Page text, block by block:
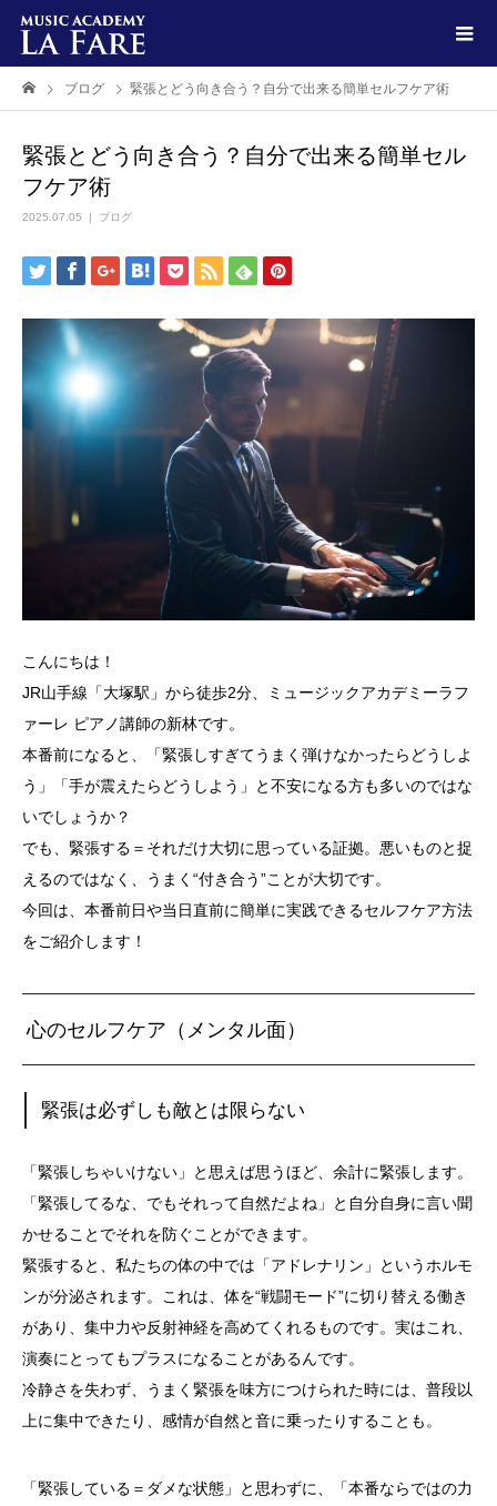
ブログ 緊張とどう向き合う？自分で出来る簡単セルフケア術
緊張とどう向き合う？自分で出来る簡単セル
フケア術
2025.07.05 ブログ
こんにちは！
JR山手線「大塚駅」から徒歩2分、ミュージックアカデミーラフ
ァーレ ピアノ講師の新林です。
本番前になると、「緊張しすぎてうまく弾けなかったらどうしよ
う」「手が震えたらどうしよう」
と不安になる方も多いのではな
いでしょうか？
でも、緊張する＝それだけ大切に思っている証拠。 悪いものと捉
えるのではなく、うまく“付き合う”ことが大切です。
今回は、本番前日や当日直前に簡単に実践できるセルフケア方法
をご紹介します！
心のセルフケア（メンタル面）
緊張は必ずしも敵とは限らない
「緊張しちゃいけない」と思えば思うほど、余計に緊張します。
「緊張してるな、でもそれって自然だよね」
と自分自身に言い聞
かせることでそれを防ぐことができます。
緊張すると、私たちの体の中では「アドレナリン」
というホルモ
ンが分泌されます。これは、体を“戦闘モード”に切り替える働き
があり、 集中力や反射神経を高めてくれるものです。実はこれ、
演奏にとってもプラスになることがあるんです。
冷静さを失わず、うまく緊張を味方につけられた時には、 普段以
上に集中できたり、感情が自然と音に乗ったりすることも。
「緊張している＝ダメな状態」と思わずに、「本番ならではの力